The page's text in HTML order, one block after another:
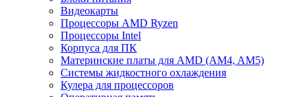
Видеокарты
Процессоры AMD Ryzen
Процессоры Intel
Корпуса для ПК
Материнские платы для AMD (AM4, AM5)
Системы жидкостного охлаждения
Кулера для процессоров